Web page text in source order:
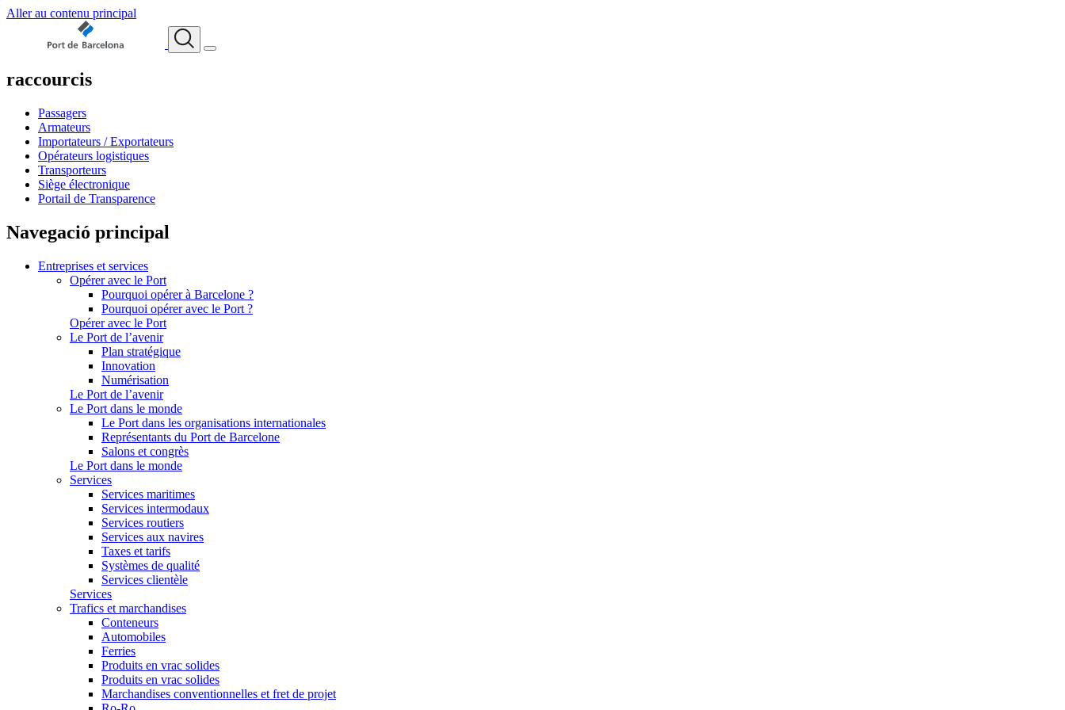
Aller au contenu principal
raccourcis
Passagers
Armateurs
Importateurs / Exportateurs
Opérateurs logistiques
Transporteurs
Siège électronique
Portail de Transparence
Navegació principal
Entreprises et services
Opérer avec le Port
Pourquoi opérer à Barcelone ?
Pourquoi opérer avec le Port ?
Opérer avec le Port
Le Port de l’avenir
Plan stratégique
Innovation
Numérisation
Le Port de l’avenir
Le Port dans le monde
Le Port dans les organisations internationales
Représentants du Port de Barcelone
Salons et congrès
Le Port dans le monde
Services
Services maritimes
Services intermodaux
Services routiers
Services aux navires
Taxes et tarifs
Systèmes de qualité
Services clientèle
Services
Trafics et marchandises
Conteneurs
Automobiles
Ferries
Produits en vrac solides
Produits en vrac solides
Marchandises conventionnelles et fret de projet